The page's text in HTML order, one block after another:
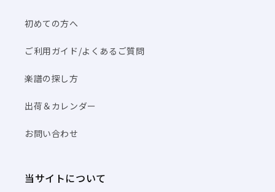
初めての方へ
ご利用ガイド/よくあるご質問
楽譜の探し方
出荷＆カレンダー
お問い合わせ
当サイトについて